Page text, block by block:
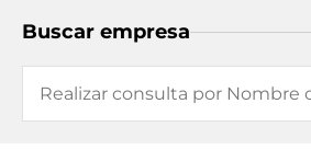
Buscar empresa